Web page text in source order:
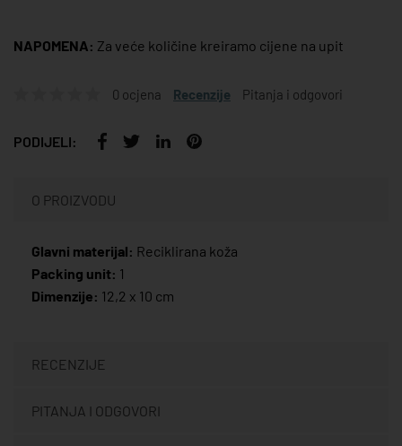
NAPOMENA: Za veće količine kreiramo cijene na upit
0 ocjena Recenzije Pitanja i odgovori
PODIJELI:
O PROIZVODU
Glavni materijal: Reciklirana koža
Packing unit: 1
Dimenzije: 12,2 x 10 cm
RECENZIJE
PITANJA I ODGOVORI